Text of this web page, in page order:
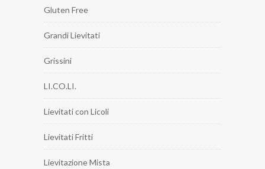
Gluten Free
Grandi Lievitati
Grissini
LI.CO.LI.
Lievitati con Licoli
Lievitati Fritti
Lievitazione Mista